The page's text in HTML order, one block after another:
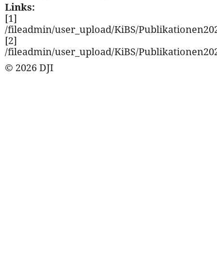
Links:
[1]
/fileadmin/user_upload/KiBS/
[2]
/fileadmin/user_upload/KiBS/
© 2026 DJI